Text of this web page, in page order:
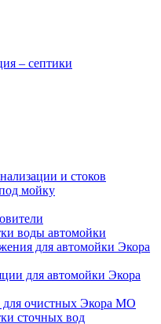
– септики
и стоков
мойку
воды автомойки
для автомойки Экора
для автомойки Экора
очистных Экора МО
сточных вод